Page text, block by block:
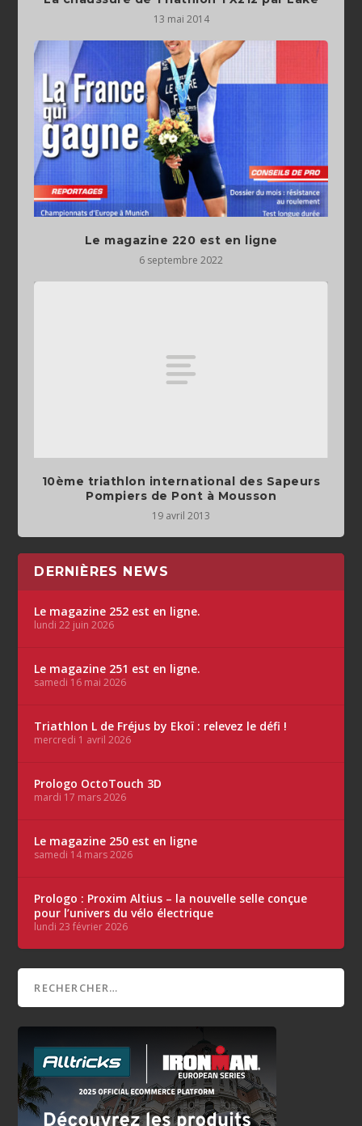
13 mai 2014
Le magazine 220 est en ligne
6 septembre 2022
10ème triathlon international des Sapeurs
Pompiers de Pont à Mousson
19 avril 2013
DERNIÈRES NEWS
Le magazine 252 est en ligne.
lundi 22 juin 2026
Le magazine 251 est en ligne.
samedi 16 mai 2026
Triathlon L de Fréjus by Ekoï : relevez le défi !
mercredi 1 avril 2026
Prologo OctoTouch 3D
mardi 17 mars 2026
Le magazine 250 est en ligne
samedi 14 mars 2026
Prologo : Proxim Altius – la nouvelle selle conçue
pour l’univers du vélo électrique
lundi 23 février 2026